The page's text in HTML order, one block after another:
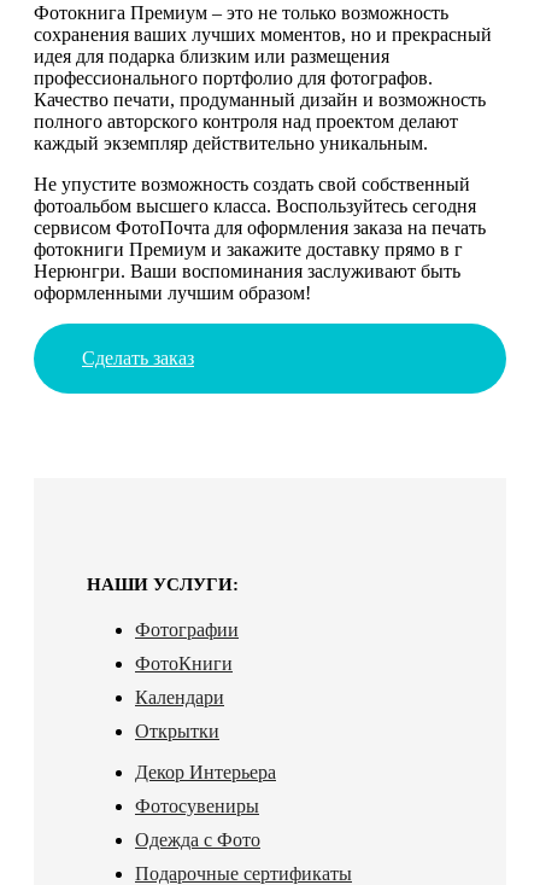
Фотокнига Премиум – это не только возможность
сохранения ваших лучших моментов, но и прекрасный
идея для подарка близким или размещения
профессионального портфолио для фотографов.
Качество печати, продуманный дизайн и возможность
полного авторского контроля над проектом делают
каждый экземпляр действительно уникальным.
Не упустите возможность создать свой собственный
фотоальбом высшего класса. Воспользуйтесь сегодня
сервисом ФотоПочта для оформления заказа на печать
фотокниги Премиум и закажите доставку прямо в г
Нерюнгри. Ваши воспоминания заслуживают быть
оформленными лучшим образом!
Сделать заказ
НАШИ УСЛУГИ:
Фотографии
ФотоКниги
Календари
Открытки
Декор Интерьера
Фотосувениры
Одежда с Фото
Подарочные сертификаты